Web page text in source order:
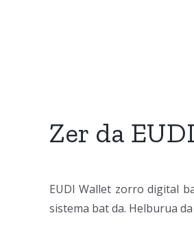
Zer da
EUDI Wallet zorro digital
sistema bat da. Helburua